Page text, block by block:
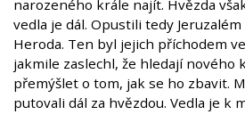
narozeného krále najít. Hvězda
vedla je dál. Opustili tedy
Heroda. Ten byl jejich příchodem
jakmile zaslechl, že hledají nového
přemýšlet o tom, jak se ho zbavit.
putovali dál za hvězdou. Vedla je k